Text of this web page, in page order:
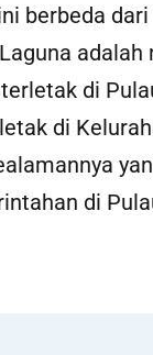
berbeda
di
di
di